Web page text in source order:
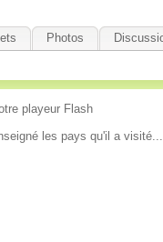
Photos
playeur Flash
les pays qu'il a visité...